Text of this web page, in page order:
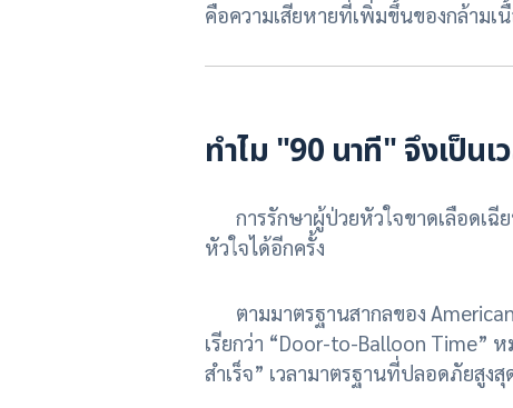
คือความเสียหายที่เพิ่มขึ้นของกล้ามเ
ทำไม "90 นาที" จึงเป็น
การรักษาผู้ป่วยหัวใจขาดเลือดเฉี
หัวใจได้อีกครั้ง
ตามมาตรฐานสากลของ American
เรียกว่า “Door-to-Balloon Time”
สำเร็จ” เวลามาตรฐานที่ปลอดภัยสูง